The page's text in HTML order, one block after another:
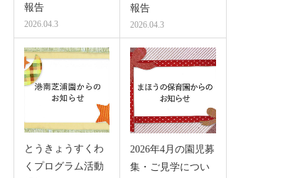
報告
2026.04.3
報告
2026.04.3
とうきょうすくわ
くプログラム活動
2026年4月の園児募
集・ご見学につい